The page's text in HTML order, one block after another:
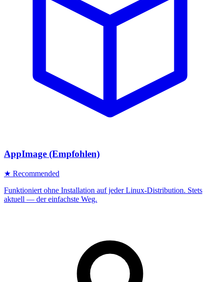
AppImage (Empfohlen)
★ Recommended
Funktioniert ohne Installation auf jeder Linux-Distribution. Stets
aktuell — der einfachste Weg.